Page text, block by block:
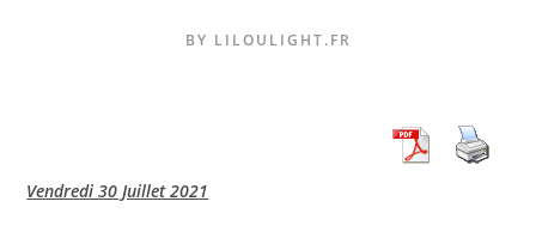
BY LILOULIGHT.FR
Vendredi 30 Juillet 2021